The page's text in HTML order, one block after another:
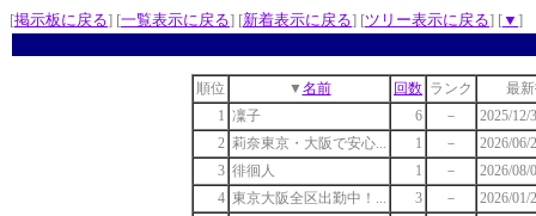
[掲示板に戻る] [一覧表示に戻る] [新着表示に戻る] [ツリー表示に戻る] [▼ ]
順位 ▼名前 回数 ランク
最
1 凜子 6 －
2025/12/
2 莉奈東京・大阪で安心... 1 －
2026/06/
3 徘徊人 1 －
2026/08/
4 東京大阪全区出勤中！... 3 －
2026/01/